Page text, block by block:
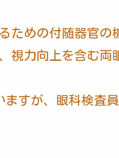
ための付随器官の
視力向上を含む
ますが、眼科検査